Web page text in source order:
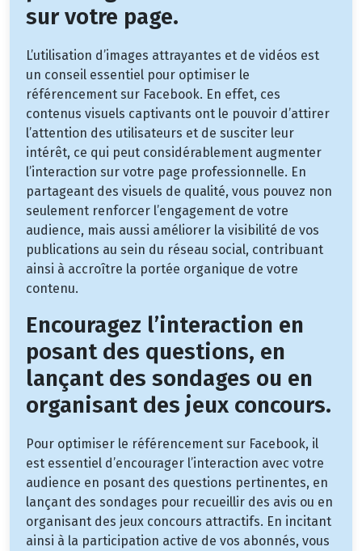
sur votre page.
L’utilisation d’images attrayantes et de vidéos est
un conseil essentiel pour optimiser le
référencement sur Facebook. En effet, ces
contenus visuels captivants ont le pouvoir d’attirer
l’attention des utilisateurs et de susciter leur
intérêt, ce qui peut considérablement augmenter
l’interaction sur votre page professionnelle. En
partageant des visuels de qualité, vous pouvez non
seulement renforcer l’engagement de votre
audience, mais aussi améliorer la visibilité de vos
publications au sein du réseau social, contribuant
ainsi à accroître la portée organique de votre
contenu.
Encouragez l’interaction en
posant des questions, en
lançant des sondages ou en
organisant des jeux concours.
Pour optimiser le référencement sur Facebook, il
est essentiel d’encourager l’interaction avec votre
audience en posant des questions pertinentes, en
lançant des sondages pour recueillir des avis ou en
organisant des jeux concours attractifs. En incitant
ainsi à la participation active de vos abonnés, vous